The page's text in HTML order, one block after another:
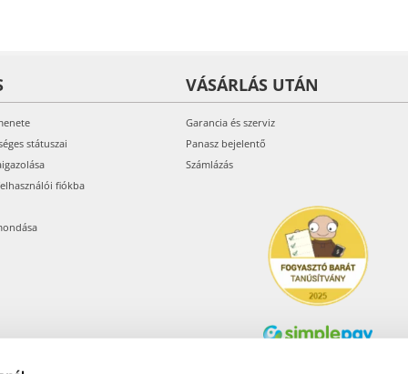
státuszai
fiókba
VÁSÁRLÁS UTÁN
Garancia és szerviz
Panasz bejelentő
Számlázás